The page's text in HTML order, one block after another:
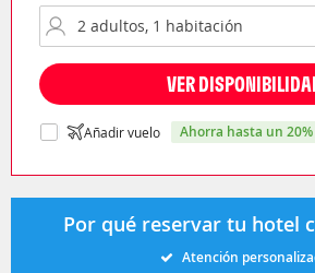
VER
Añadir vuelo ahorra hasta un 20%
Por qué reservar tu hotel
Atención